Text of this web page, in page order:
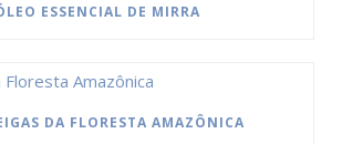
ESSENCIAL DE MIRRA
DA FLORESTA AMAZÔNICA